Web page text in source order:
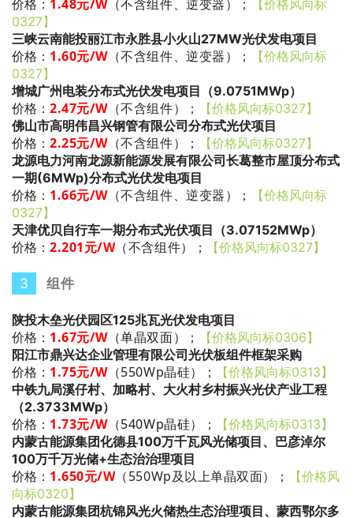
价格： 1.48元/W（不含组件、逆变器） ；
【价格风向标
0327】
三峡云南能投丽江市永胜县小火山27MW光伏发电项目
价格： 1.60元/W（不含组件、逆变器） ；
【价格风向标
0327】
增城广州电装分布式光伏发电项目（9.0751MWp）
价格： 2.47元/W（不含组件） ；
【价格风向标0327】
佛山市高明伟昌兴钢管有限公司分布式光伏项目
价格： 2.25元/W（不含组件） ；
【价格风向标0327】
龙源电力河南龙源新能源发展有限公司长葛整市屋顶分布式
一期(6MWp)分布式光伏发电项目
价格： 1.66元/W（不含组件、逆变器） ；
【价格风向标
0327】
天津优贝自行车一期分布式光伏项目（3.07152MWp）
价格： 2.201元/W （不含组件） ； 【价格风向标0327】
3 组件
陕投木垒光伏园区125兆瓦光伏发电项目
价格： 1.67元/W（单晶双面） ；
【价格风向标0306】
阳江市鼎兴达企业管理有限公司光伏板组件框架采购
价格： 1.75元/W（550Wp晶硅） ；
【价格风向标0313】
中铁九局溪仔村、加略村、大火村乡村振兴光伏产业工程
（2.3733MWp）
价格： 1.73元/W（540Wp晶硅） ；
【价格风向标0313】
内蒙古能源集团化德县100万千瓦风光储项目、巴彦淖尔
100万千万光储+生态治治理项目
价格： 1.650元/W （550Wp及以上单晶双面） ；
【价格风
向标0320】
内蒙古能源集团杭锦风光火储热生态治理项目、蒙西鄂尔多